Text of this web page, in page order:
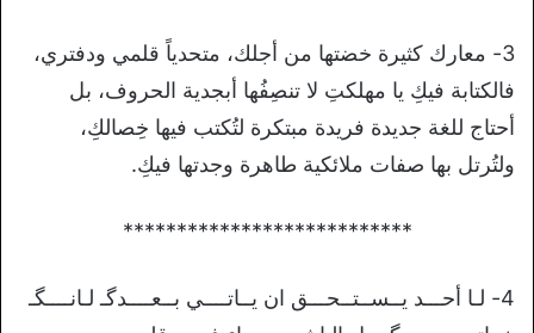
3- معارك كثيرة خضتها من أجلك، متحدياً قلمي ودفتري،
فالكتابة فيكِ يا مهلكتِ لا تنصِفُها أبجدية الحروف، بل
أحتاج للغة جديدة فريدة مبتكرة لتُكتب فيها خِصالكِ،
ولتُرتل بها صفات ملائكية طاهرة وجدتها فيكِ.
***************************
4- لـا أحـــد يــســتــحـــق ان يــاتــــي بــعــــدگـ لـانــــگـ